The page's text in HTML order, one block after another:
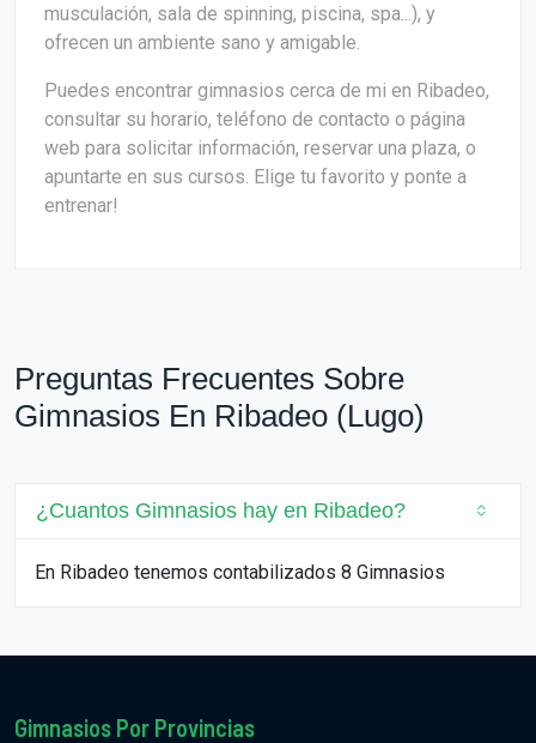
musculación, sala de spinning, piscina, spa...), y
ofrecen un ambiente sano y amigable.
Puedes encontrar gimnasios cerca de mi en Ribadeo,
consultar su horario, teléfono de contacto o página
web para solicitar información, reservar una plaza, o
apuntarte en sus cursos. Elige tu favorito y ponte a
entrenar!
Preguntas Frecuentes Sobre
Gimnasios En Ribadeo (Lugo)
¿Cuantos Gimnasios hay en Ribadeo?
En Ribadeo tenemos contabilizados 8 Gimnasios
Gimnasios Por Provincias